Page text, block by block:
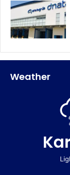
Weather